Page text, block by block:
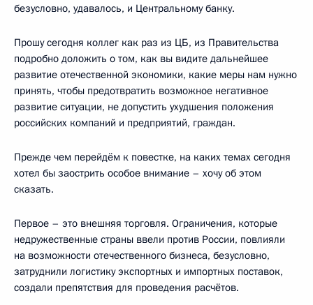
безусловно, удавалось, и Центральному банку.
Прошу сегодня коллег как раз из ЦБ, из Правительства
подробно доложить о том, как вы видите дальнейшее
развитие отечественной экономики, какие меры нам нужно
принять, чтобы предотвратить возможное негативное
развитие ситуации, не допустить ухудшения положения
российских компаний и предприятий, граждан.
Прежде чем перейдём к повестке, на каких темах сегодня
хотел бы заострить особое внимание – хочу об этом
сказать.
Первое – это внешняя торговля. Ограничения, которые
недружественные страны ввели против России, повлияли
на возможности отечественного бизнеса, безусловно,
затруднили логистику экспортных и импортных поставок,
создали препятствия для проведения расчётов.